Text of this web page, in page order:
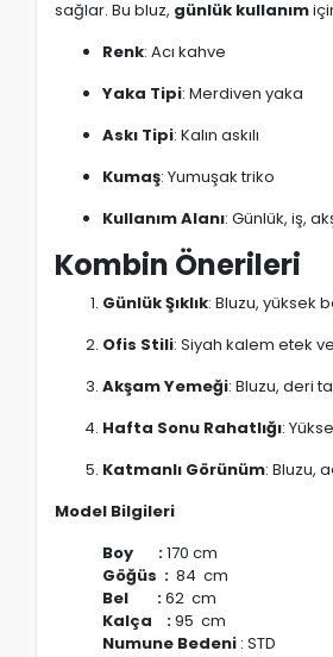
sağlar. Bu bluz, günlük kullanım
Renk: Acı kahve
Yaka Tipi: Merdiven yaka
Askı Tipi: Kalın askılı
Kumaş: Yumuşak triko
Kullanım Alanı: Günlük, iş,
Kombin Önerileri
Günlük Şıklık: Bluzu, yüksek
Ofis Stili: Siyah kalem etek
Akşam Yemeği: Bluzu, deri
Hafta Sonu Rahatlığı:
Katmanlı Görünüm: Bluzu,
Model Bilgileri
Boy :170 cm
Göğüs : 84 cm
Bel :62 cm
Kalça :95 cm
Numune Bedeni : STD